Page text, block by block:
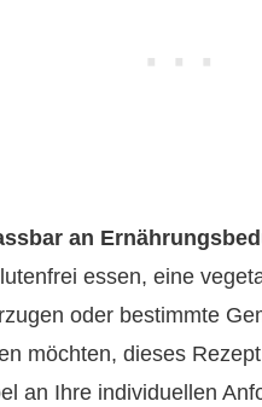
an
essen, eine
oder bestimmte
möchten, dieses
an Ihre individuellen